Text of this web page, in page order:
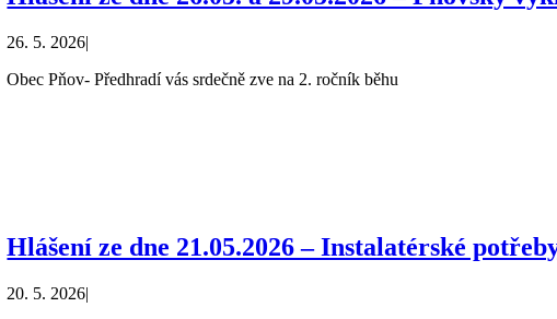
26. 5. 2026|
Obec Pňov- Předhradí vás srdečně zve na 2. ročník běhu
Hlášení ze dne 21.05.2026 – Instalatérské
20. 5. 2026|